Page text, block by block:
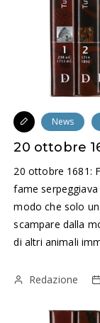
News
20 ottobre
20 ottobre 1681:
fame
modo che solo
scampare dalla
di altri animali
Redazione